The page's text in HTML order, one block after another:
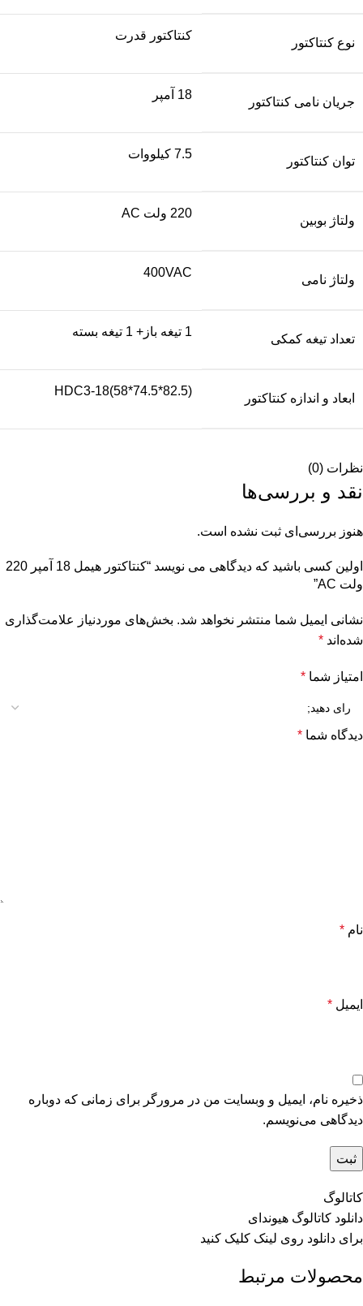
نوع کنتاکتور
کنتاکتور قدرت
جریان نامی کنتاکتور
18 آمپر
توان کنتاکتور
7.5 کیلووات
ولتاژ بوبین
220 ولت AC
ولتاژ نامی
400VAC
تعداد تیغه کمکی
1 تیغه باز+ 1 تیغه بسته
ابعاد و اندازه کنتاکتور
HDC3-18(58*74.5*82.5)
نظرات (0)
نقد و بررسی‌ها
هنوز بررسی‌ای ثبت نشده است.
اولین کسی باشید که دیدگاهی می نویسد “کنتاکتور هیمل 18 آمپر 220
ولت AC”
نشانی ایمیل شما منتشر نخواهد شد. بخش‌های موردنیاز علامت‌گذاری
شده‌اند *
امتیاز شما *
دیدگاه شما *
نام *
ایمیل *
ذخیره نام، ایمیل و وبسایت من در مرورگر برای زمانی که دوباره
دیدگاهی می‌نویسم.
کاتالوگ
دانلود کاتالوگ هیوندای
برای دانلود روی لینک کلیک کنید
محصولات مرتبط